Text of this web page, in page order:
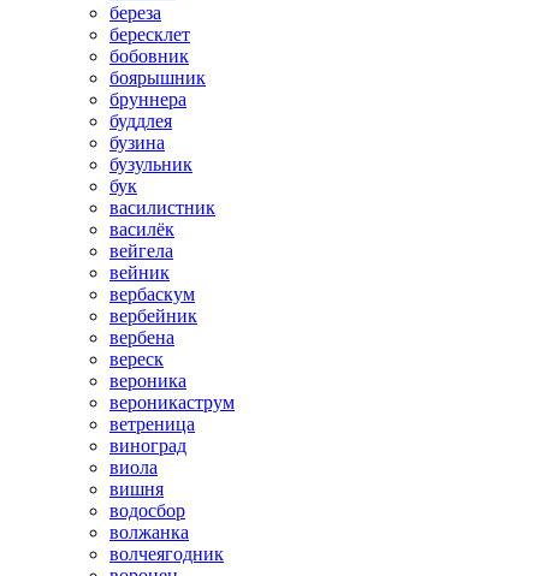
береза
бересклет
бобовник
боярышник
бруннера
буддлея
бузина
бузульник
бук
василистник
василёк
вейгела
вейник
вербаскум
вербейник
вербена
вереск
вероника
вероникаструм
ветреница
виноград
виола
вишня
водосбор
волжанка
волчеягодник